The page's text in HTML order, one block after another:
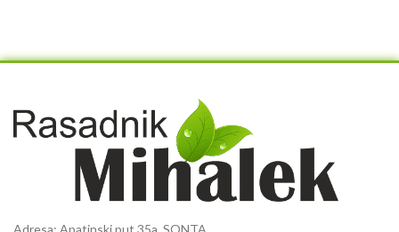
Adresa: Apatinski put 35a, SONTA